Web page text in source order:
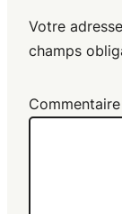
Votre
champs
Commentaire